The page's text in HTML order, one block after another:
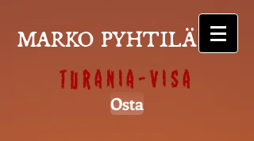
MARKO PYHTILÄ
Turania-visa
Osta